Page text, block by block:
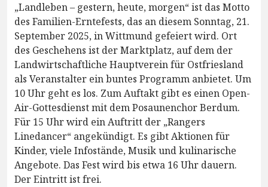
„Landleben – gestern, heute, morgen“ ist das Motto
des Familien-Erntefests, das an diesem Sonntag, 21.
September 2025, in Wittmund gefeiert wird. Ort
des Geschehens ist der Marktplatz, auf dem der
Landwirtschaftliche Hauptverein für Ostfriesland
als Veranstalter ein buntes Programm anbietet. Um
10 Uhr geht es los. Zum Auftakt gibt es einen Open-
Air-Gottesdienst mit dem Posaunenchor Berdum.
Für 15 Uhr wird ein Auftritt der „Rangers
Linedancer“ angekündigt. Es gibt Aktionen für
Kinder, viele Infostände, Musik und kulinarische
Angebote. Das Fest wird bis etwa 16 Uhr dauern.
Der Eintritt ist frei.